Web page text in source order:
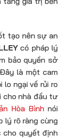
tạo nên sự an
có pháp lý
bảo quyền sở
là một cam
ngại về rủi ro
cho nhà đầu tư
Hòa Bình nói
lý rõ ràng cùng
cho quyết định